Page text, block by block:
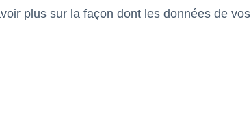
plus sur la façon dont les données de vos